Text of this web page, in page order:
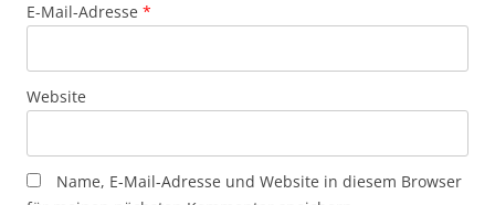
E-Mail-Adresse *
Website
Name, E-Mail-Adresse und Website in diesem Browser